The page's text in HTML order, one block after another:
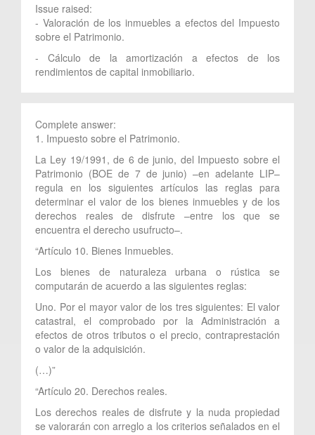
Issue raised:
- Valoración de los inmuebles a efectos del Impuesto
sobre el Patrimonio.
- Cálculo de la amortización a efectos de los
rendimientos de capital inmobiliario.
Complete answer:
1. Impuesto sobre el Patrimonio.
La Ley 19/1991, de 6 de junio, del Impuesto sobre el
Patrimonio (BOE de 7 de junio) –en adelante LIP–
regula en los siguientes artículos las reglas para
determinar el valor de los bienes inmuebles y de los
derechos reales de disfrute –entre los que se
encuentra el derecho usufructo–.
“Artículo 10. Bienes Inmuebles.
Los bienes de naturaleza urbana o rústica se
computarán de acuerdo a las siguientes reglas:
Uno. Por el mayor valor de los tres siguientes: El valor
catastral, el comprobado por la Administración a
efectos de otros tributos o el precio, contraprestación
o valor de la adquisición.
(…)”
“Artículo 20. Derechos reales.
Los derechos reales de disfrute y la nuda propiedad
se valorarán con arreglo a los criterios señalados en el